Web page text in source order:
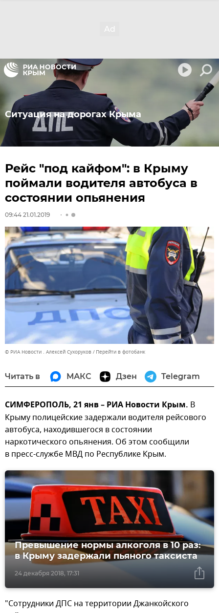
Ситуация на дорогах Крыма
Рейс "под кайфом": в Крыму
поймали водителя автобуса в
состоянии опьянения
09:44 21.01.2019
© РИА Новости . Алексей Сухоруков Перейти в фотобанк
Читать в МАКС Дзен Telegram
СИМФЕРОПОЛЬ, 21 янв – РИА Новости Крым. В
Крыму полицейские задержали водителя рейсового
автобуса, находившегося в состоянии
наркотического опьянения. Об этом сообщили
в пресс-службе МВД по Республике Крым.
24 декабря 2018, 17:31
Превышение нормы алкоголя в 10 раз:
в Крыму задержали пьяного таксиста
"Сотрудники ДПС на территории Джанкойского